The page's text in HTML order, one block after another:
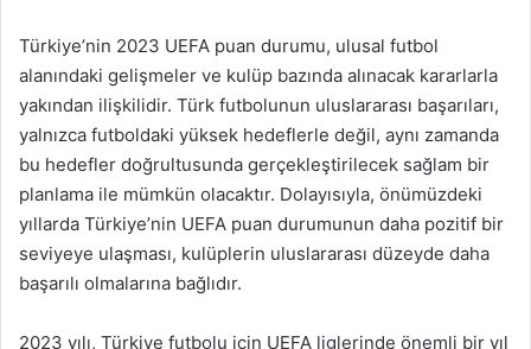
Türkiye’nin 2023 UEFA puan durumu, ulusal futbol
alanındaki gelişmeler ve kulüp bazında alınacak kararlarla
yakından ilişkilidir. Türk futbolunun uluslararası başarıları,
yalnızca futboldaki yüksek hedeflerle değil, aynı zamanda
bu hedefler doğrultusunda gerçekleştirilecek sağlam bir
planlama ile mümkün olacaktır. Dolayısıyla, önümüzdeki
yıllarda Türkiye’nin UEFA puan durumunun daha pozitif bir
seviyeye ulaşması, kulüplerin uluslararası düzeyde daha
başarılı olmalarına bağlıdır.
2023 yılı, Türkiye futbolu için UEFA liglerinde önemli bir yıl